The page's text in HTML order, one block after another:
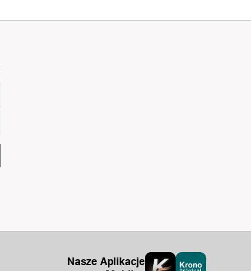
Nasze Aplikacje